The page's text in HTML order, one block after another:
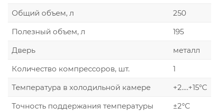
Общий объем, л
250
Полезный объем, л
195
Дверь
металл
Количество компрессоров, шт.
1
Температура в холодильной камере
+2….+15°С
Точность поддержания температуры
±2°С